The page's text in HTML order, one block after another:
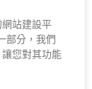
站建設平
部分，我們
您對其功能